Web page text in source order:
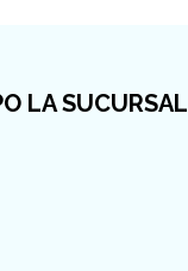
LA SUCURSAL